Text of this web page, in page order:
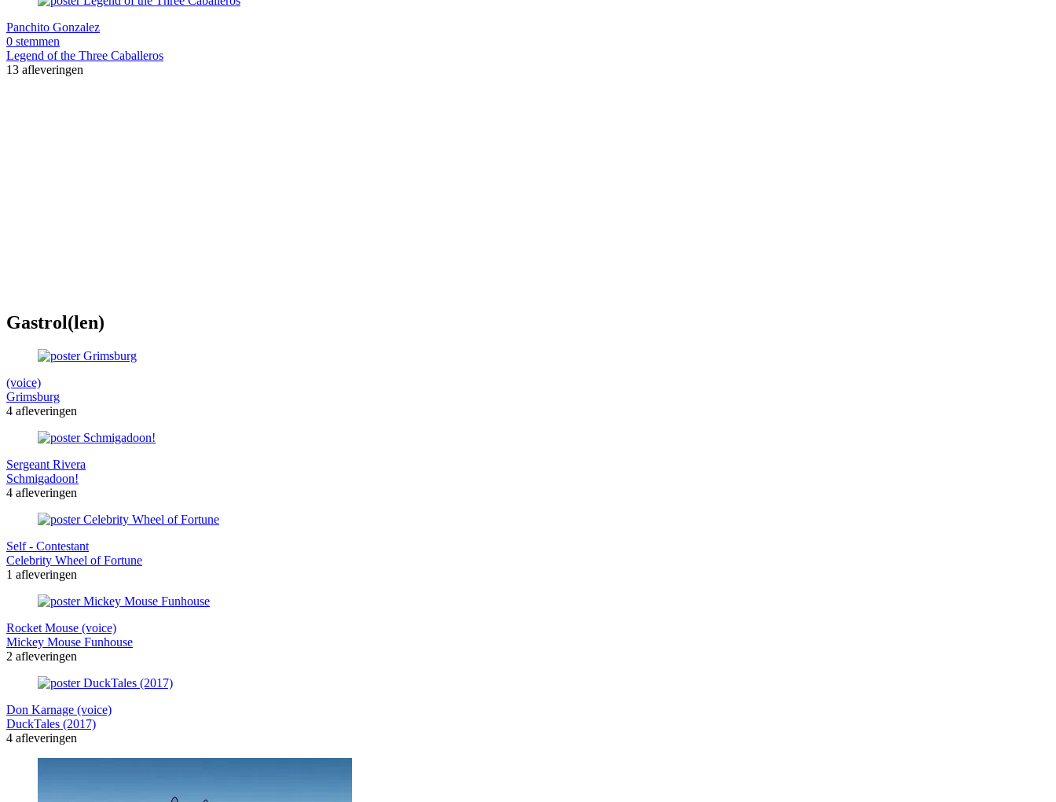
Panchito Gonzalez
0 stemmen
Legend of the Three Caballeros
13 afleveringen
Gastrol(len)
(voice)
Grimsburg
4 afleveringen
Sergeant Rivera
Schmigadoon!
4 afleveringen
Self - Contestant
Celebrity Wheel of Fortune
1 afleveringen
Rocket Mouse (voice)
Mickey Mouse Funhouse
2 afleveringen
Don Karnage (voice)
DuckTales (2017)
4 afleveringen